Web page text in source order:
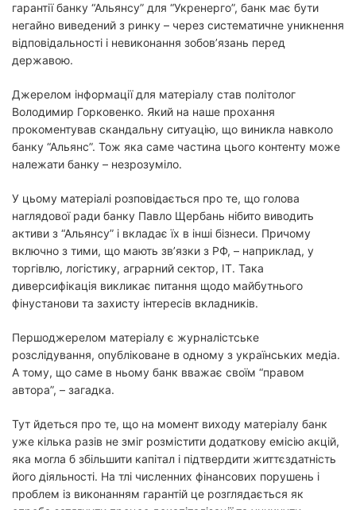
гарантії банку “Альянсу” для “Укренерго”, банк має бути
негайно виведений з ринку – через систематичне уникнення
відповідальності і невиконання зобов’язань перед
державою.
Джерелом інформації для матеріалу став політолог
Володимир Горковенко. Який на наше прохання
прокоментував скандальну ситуацію, що виникла навколо
банку “Альянс”. Тож яка саме частина цього контенту може
належати банку – незрозуміло.
У цьому матеріалі розповідається про те, що голова
наглядової ради банку Павло Щербань нібито виводить
активи з “Альянсу” і вкладає їх в інші бізнеси. Причому
включно з тими, що мають звʼязки з РФ, – наприклад, у
торгівлю, логістику, аграрний сектор, ІТ. Така
диверсифікація викликає питання щодо майбутнього
фінустанови та захисту інтересів вкладників.
Першоджерелом матеріалу є журналістське
розслідування, опубліковане в одному з українських медіа.
А тому, що саме в ньому банк вважає своїм “правом
автора”, – загадка.
Тут йдеться про те, що на момент виходу матеріалу банк
уже кілька разів не зміг розмістити додаткову емісію акцій,
яка могла б збільшити капітал і підтвердити життєздатність
його діяльності. На тлі численних фінансових порушень і
проблем із виконанням гарантій це розглядається як